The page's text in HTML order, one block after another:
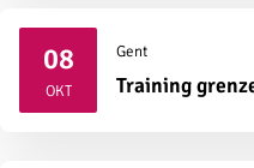
08
OKT2026
Gent
Training